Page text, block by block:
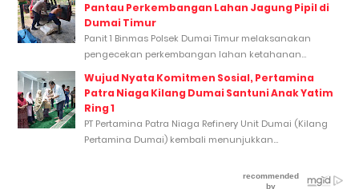
Pantau Perkembangan Lahan Jagung Pipil di
Dumai Timur
Panit 1 Binmas Polsek Dumai Timur melaksanakan
pengecekan perkembangan lahan ketahanan...
Wujud Nyata Komitmen Sosial, Pertamina
Patra Niaga Kilang Dumai Santuni Anak Yatim
Ring 1
PT Pertamina Patra Niaga Refinery Unit Dumai (Kilang
Pertamina Dumai) kembali menunjukkan...